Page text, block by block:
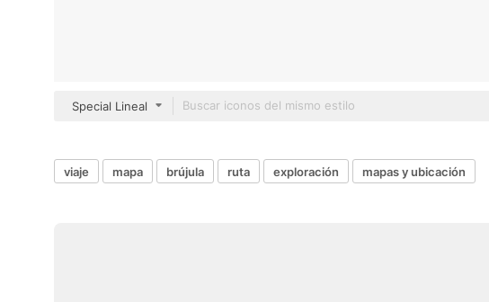
Special Lineal
viaje mapa brújula ruta exploración mapas y ubicación